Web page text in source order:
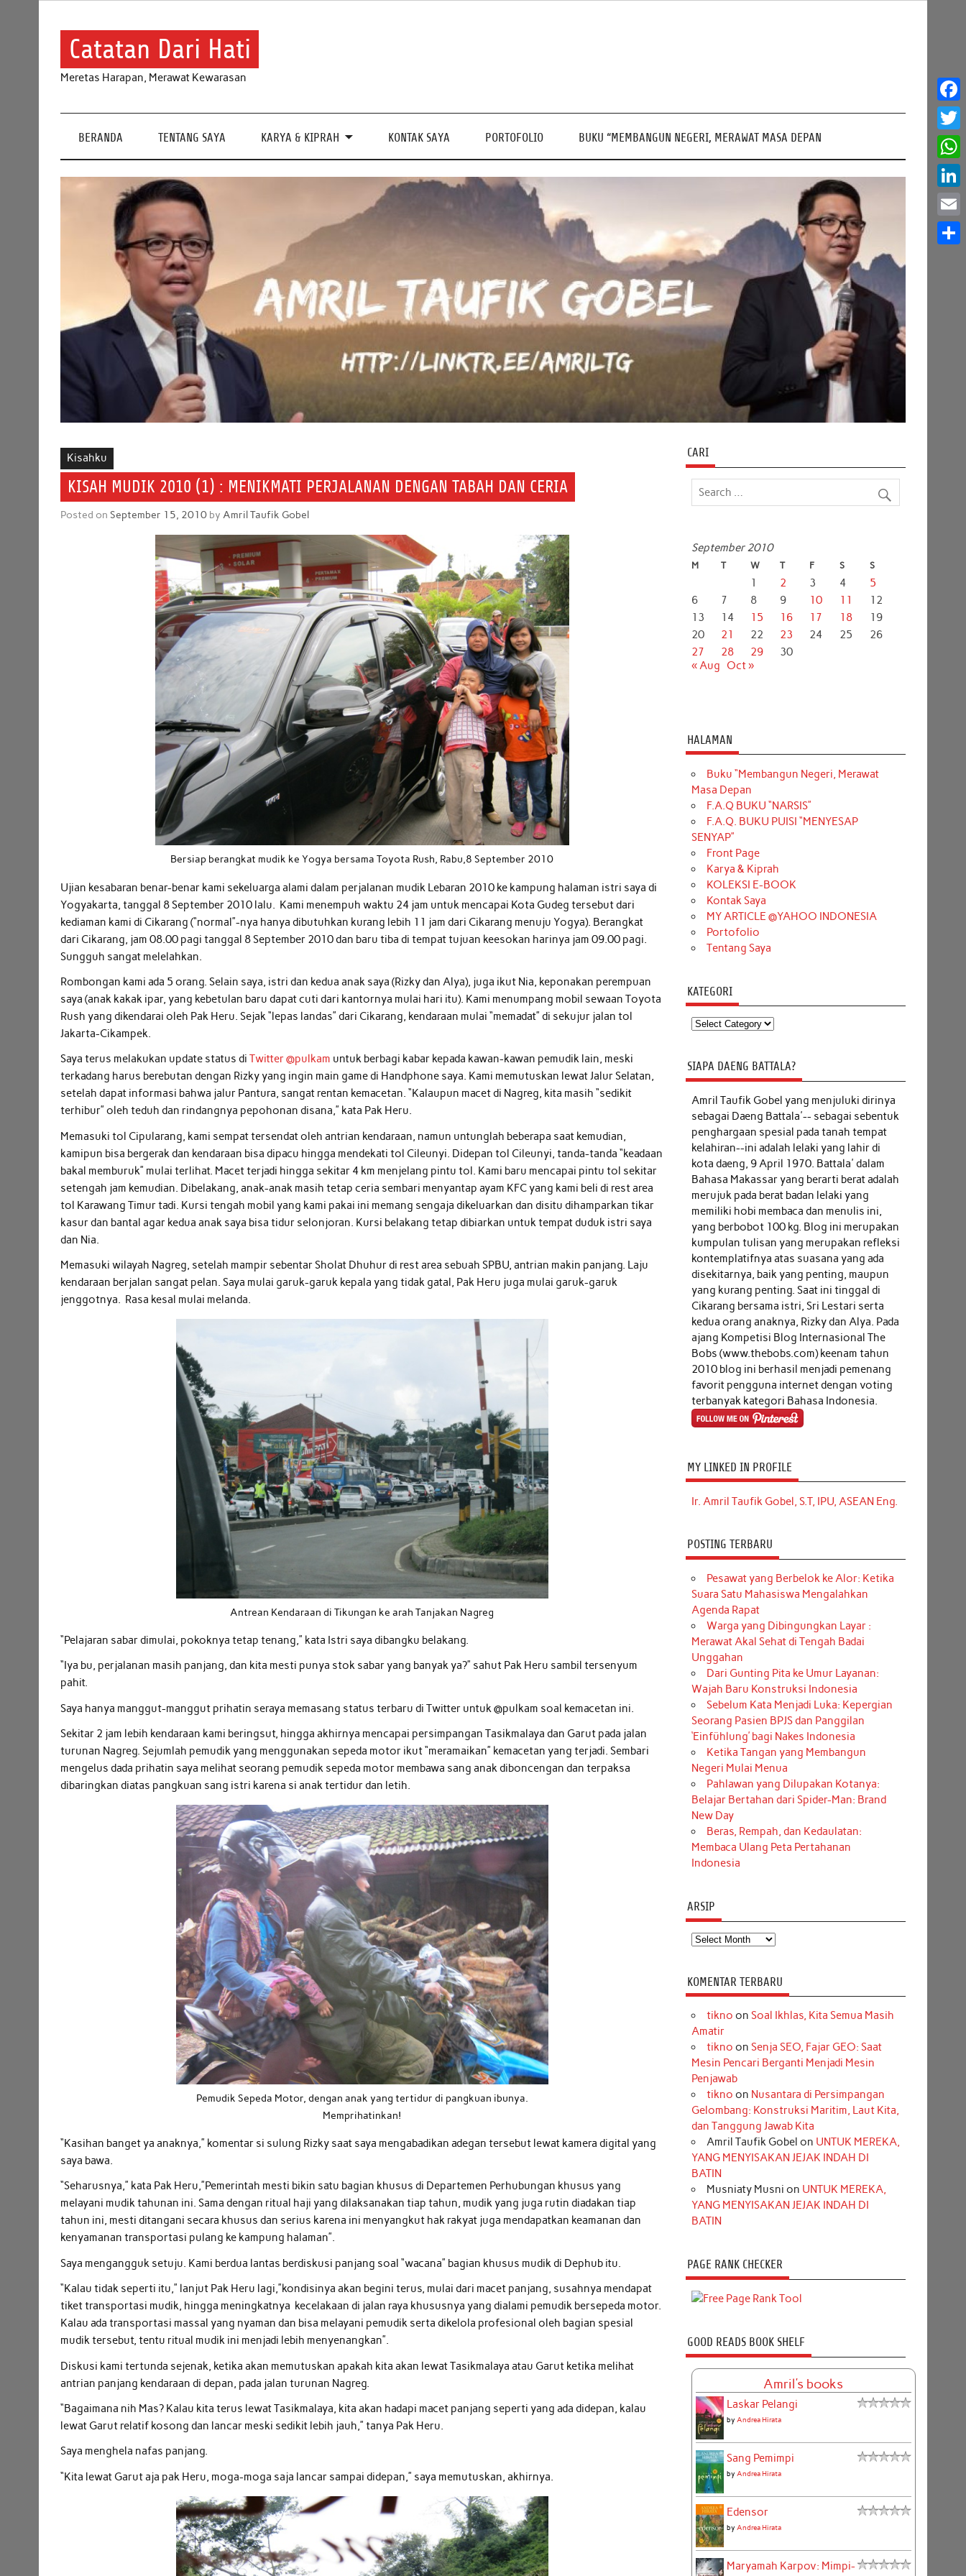
Catatan Dari Hati
Meretas Harapan, Merawat Kewarasan
BERANDA TENTANG SAYA KARYA & KIPRAH KONTAK SAYA PORTOFOLIO BUKU “MEMBANGUN NEGERI, MERAWAT MASA DEPAN
Kisahku
KISAH MUDIK 2010 (1) : MENIKMATI PERJALANAN DENGAN TABAH DAN CERIA
Posted onSeptember 15, 2010 byAmril Taufik Gobel
Bersiap berangkat mudik ke Yogya bersama Toyota Rush, Rabu,8 September 2010
Ujian kesabaran benar-benar kami sekeluarga alami dalam perjalanan mudik Lebaran 2010 ke kampung halaman istri saya di
Yogyakarta, tanggal 8 September 2010 lalu. Kami menempuh waktu 24 jam untuk mencapai Kota Gudeg tersebut dari
kediaman kami di Cikarang (“normal”-nya hanya dibutuhkan kurang lebih 11 jam dari Cikarang menuju Yogya). Berangkat
dari Cikarang, jam 08.00 pagi tanggal 8 September 2010 dan baru tiba di tempat tujuan keesokan harinya jam 09.00 pagi.
Sungguh sangat melelahkan.
Rombongan kami ada 5 orang. Selain saya, istri dan kedua anak saya (Rizky dan Alya), juga ikut Nia, keponakan perempuan
saya (anak kakak ipar, yang kebetulan baru dapat cuti dari kantornya mulai hari itu). Kami menumpang mobil sewaan Toyota
Rush yang dikendarai oleh Pak Heru. Sejak “lepas landas” dari Cikarang, kendaraan mulai “memadat” di sekujur jalan tol
Jakarta-Cikampek.
Saya terus melakukan update status di Twitter @pulkam untuk berbagi kabar kepada kawan-kawan pemudik lain, meski
terkadang harus berebutan dengan Rizky yang ingin main game di Handphone saya. Kami memutuskan lewat Jalur Selatan,
setelah dapat informasi bahwa jalur Pantura, sangat rentan kemacetan. “Kalaupun macet di Nagreg, kita masih “sedikit
terhibur” oleh teduh dan rindangnya pepohonan disana,” kata Pak Heru.
Memasuki tol Cipularang, kami sempat tersendat oleh antrian kendaraan, namun untunglah beberapa saat kemudian,
kamipun bisa bergerak dan kendaraan bisa dipacu hingga mendekati tol Cileunyi. Didepan tol Cileunyi, tanda-tanda “keadaan
bakal memburuk” mulai terlihat. Macet terjadi hingga sekitar 4 km menjelang pintu tol. Kami baru mencapai pintu tol sekitar
setengah jam kemudian. Dibelakang, anak-anak masih tetap ceria sembari menyantap ayam KFC yang kami beli di rest area
tol Karawang Timur tadi. Kursi tengah mobil yang kami pakai ini memang sengaja dikeluarkan dan disitu dihamparkan tikar
kasur dan bantal agar kedua anak saya bisa tidur selonjoran. Kursi belakang tetap dibiarkan untuk tempat duduk istri saya
dan Nia.
Memasuki wilayah Nagreg, setelah mampir sebentar Sholat Dhuhur di rest area sebuah SPBU, antrian makin panjang. Laju
kendaraan berjalan sangat pelan. Saya mulai garuk-garuk kepala yang tidak gatal, Pak Heru juga mulai garuk-garuk
jenggotnya. Rasa kesal mulai melanda.
Antrean Kendaraan di Tikungan ke arah Tanjakan Nagreg
“Pelajaran sabar dimulai, pokoknya tetap tenang,” kata Istri saya dibangku belakang.
“Iya bu, perjalanan masih panjang, dan kita mesti punya stok sabar yang banyak ya?” sahut Pak Heru sambil tersenyum
pahit.
Saya hanya manggut-manggut prihatin seraya memasang status terbaru di Twitter untuk @pulkam soal kemacetan ini.
Sekitar 2 jam lebih kendaraan kami beringsut, hingga akhirnya mencapai persimpangan Tasikmalaya dan Garut pada jalan
turunan Nagreg. Sejumlah pemudik yang menggunakan sepeda motor ikut “meramaikan” kemacetan yang terjadi. Sembari
mengelus dada prihatin saya melihat seorang pemudik sepeda motor membawa sang anak diboncengan dan terpaksa
dibaringkan diatas pangkuan sang istri karena si anak tertidur dan letih.
Pemudik Sepeda Motor, dengan anak yang tertidur di pangkuan ibunya.
Memprihatinkan!
“Kasihan banget ya anaknya,” komentar si sulung Rizky saat saya mengabadikan adegan tersebut lewat kamera digital yang
saya bawa.
“Seharusnya,” kata Pak Heru,”Pemerintah mesti bikin satu bagian khusus di Departemen Perhubungan khusus yang
melayani mudik tahunan ini. Sama dengan ritual haji yang dilaksanakan tiap tahun, mudik yang juga rutin diadakan tiap
tahun ini, mesti ditangani secara khusus dan serius karena ini menyangkut hak rakyat juga mendapatkan keamanan dan
kenyamanan transportasi pulang ke kampung halaman”.
Saya mengangguk setuju. Kami berdua lantas berdiskusi panjang soal “wacana” bagian khusus mudik di Dephub itu.
“Kalau tidak seperti itu,” lanjut Pak Heru lagi,”kondisinya akan begini terus, mulai dari macet panjang, susahnya mendapat
tiket transportasi mudik, hingga meningkatnya kecelakaan di jalan raya khususnya yang dialami pemudik bersepeda motor.
Kalau ada transportasi massal yang nyaman dan bisa melayani pemudik serta dikelola profesional oleh bagian spesial
mudik tersebut, tentu ritual mudik ini menjadi lebih menyenangkan”.
Diskusi kami tertunda sejenak, ketika akan memutuskan apakah kita akan lewat Tasikmalaya atau Garut ketika melihat
antrian panjang kendaraan di depan, pada jalan turunan Nagreg.
“Bagaimana nih Mas? Kalau kita terus lewat Tasikmalaya, kita akan hadapi macet panjang seperti yang ada didepan, kalau
lewat Garut relatif kosong dan lancar meski sedikit lebih jauh,” tanya Pak Heru.
Saya menghela nafas panjang.
“Kita lewat Garut aja pak Heru, moga-moga saja lancar sampai didepan,” saya memutuskan, akhirnya.
CARI
September 2010
M T W T F S S
1 2 3 4
5
6
7 8 9 10 11
12
13
14 15 16 17 18
19
20
21 22 23 24 25
26
27
28 29
30
« Aug
Oct »
HALAMAN
Buku “Membangun Negeri, Merawat
Masa Depan
F.A.Q BUKU “NARSIS”
F.A.Q. BUKU PUISI “MENYESAP
SENYAP”
Front Page
Karya & Kiprah
KOLEKSI E-BOOK
Kontak Saya
MY ARTICLE @YAHOO INDONESIA
Portofolio
Tentang Saya
KATEGORI
Kategori
SIAPA DAENG BATTALA?
Amril Taufik Gobel yang menjuluki dirinya
sebagai Daeng Battala'-- sebagai sebentuk
penghargaan spesial pada tanah tempat
kelahiran--ini adalah lelaki yang lahir di
kota daeng, 9 April 1970. Battala' dalam
Bahasa Makassar yang berarti berat adalah
merujuk pada berat badan lelaki yang
memiliki hobi membaca dan menulis ini,
yang berbobot 100 kg. Blog ini merupakan
kumpulan tulisan yang merupakan refleksi
kontemplatifnya atas suasana yang ada
disekitarnya, baik yang penting, maupun
yang kurang penting. Saat ini tinggal di
Cikarang bersama istri, Sri Lestari serta
kedua orang anaknya, Rizky dan Alya. Pada
ajang Kompetisi Blog Internasional The
Bobs (www.thebobs.com) keenam tahun
2010 blog ini berhasil menjadi pemenang
favorit pengguna internet dengan voting
terbanyak kategori Bahasa Indonesia.
MY LINKED IN PROFILE
Ir. Amril Taufik Gobel, S.T, IPU, ASEAN Eng.
POSTING TERBARU
Pesawat yang Berbelok ke Alor: Ketika
Suara Satu Mahasiswa Mengalahkan
Agenda Rapat
Warga yang Dibingungkan Layar :
Merawat Akal Sehat di Tengah Badai
Unggahan
Dari Gunting Pita ke Umur Layanan:
Wajah Baru Konstruksi Indonesia
Sebelum Kata Menjadi Luka: Kepergian
Seorang Pasien BPJS dan Panggilan
‘Einfühlung’ bagi Nakes Indonesia
Ketika Tangan yang Membangun
Negeri Mulai Menua
Pahlawan yang Dilupakan Kotanya:
Belajar Bertahan dari Spider-Man: Brand
New Day
Beras, Rempah, dan Kedaulatan:
Membaca Ulang Peta Pertahanan
Indonesia
ARSIP
Arsip
KOMENTAR TERBARU
tikno on Soal Ikhlas, Kita Semua Masih
Amatir
tikno on Senja SEO, Fajar GEO: Saat
Mesin Pencari Berganti Menjadi Mesin
Penjawab
tikno on Nusantara di Persimpangan
Gelombang: Konstruksi Maritim, Laut Kita,
dan Tanggung Jawab Kita
Amril Taufik Gobel on UNTUK MEREKA,
YANG MENYISAKAN JEJAK INDAH DI
BATIN
Musniaty Musni on UNTUK MEREKA,
YANG MENYISAKAN JEJAK INDAH DI
BATIN
PAGE RANK CHECKER
GOOD READS BOOK SHELF
Amril's books
Laskar Pelangi
by Andrea Hirata
Sang Pemimpi
by Andrea Hirata
Edensor
by Andrea Hirata
Maryamah Karpov: Mimpi-
Email